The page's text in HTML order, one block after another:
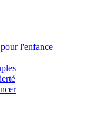
l'enfance